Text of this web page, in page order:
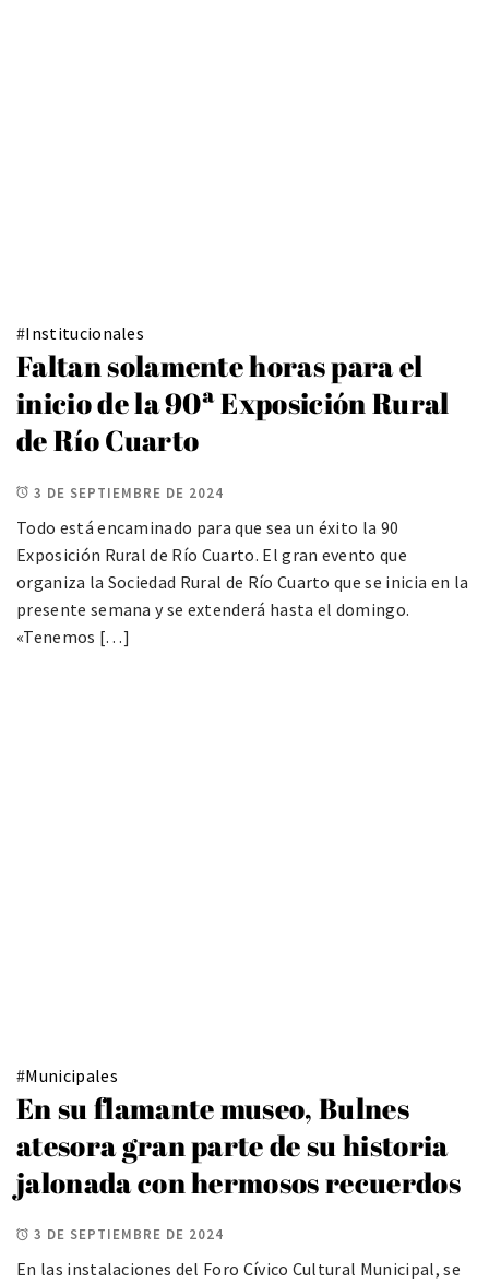
#Institucionales
Faltan solamente horas para el
inicio de la 90ª Exposición Rural
de Río Cuarto
3 DE SEPTIEMBRE DE 2024
Todo está encaminado para que sea un éxito la 90
Exposición Rural de Río Cuarto. El gran evento que
organiza la Sociedad Rural de Río Cuarto que se inicia en la
presente semana y se extenderá hasta el domingo.
«Tenemos […]
#Municipales
En su flamante museo, Bulnes
atesora gran parte de su historia
jalonada con hermosos recuerdos
3 DE SEPTIEMBRE DE 2024
En las instalaciones del Foro Cívico Cultural Municipal, se